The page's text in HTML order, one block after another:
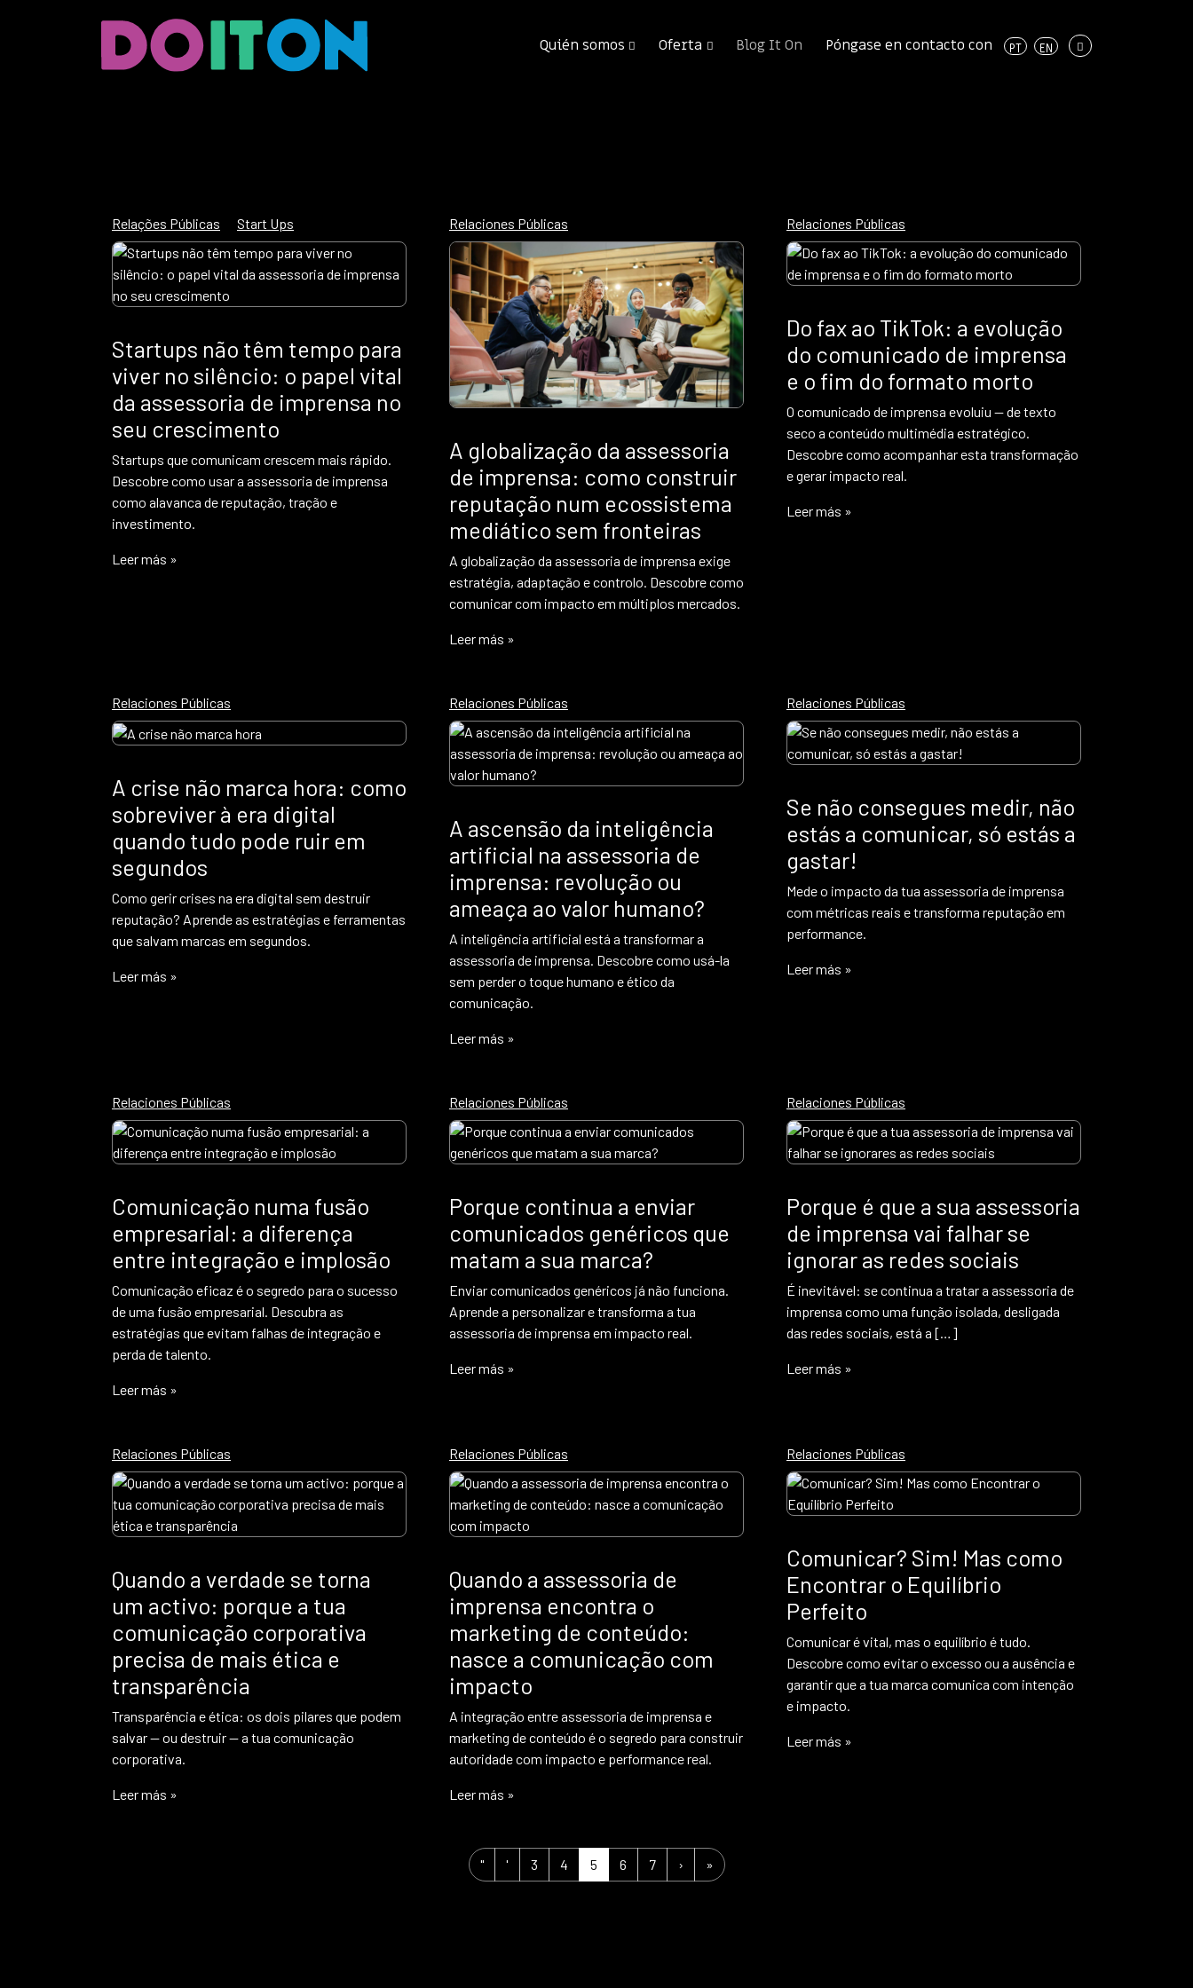
Quién somos Oferta Blog It On Póngase en contacto con PT EN
Relações Públicas Start Ups
Startups não têm tempo para
viver no silêncio: o papel vital
da assessoria de imprensa no
seu crescimento
Startups que comunicam crescem mais rápido.
Descobre como usar a assessoria de imprensa
como alavanca de reputação, tração e
investimento.
Leer más »
Relaciones Públicas
A globalização da assessoria
de imprensa: como construir
reputação num ecossistema
mediático sem fronteiras
A globalização da assessoria de imprensa exige
estratégia, adaptação e controlo. Descobre como
comunicar com impacto em múltiplos mercados.
Leer más »
Relaciones Públicas
Do fax ao TikTok: a evolução
do comunicado de imprensa
e o fim do formato morto
O comunicado de imprensa evoluiu — de texto
seco a conteúdo multimédia estratégico.
Descobre como acompanhar esta transformação
e gerar impacto real.
Leer más »
Relaciones Públicas
A crise não marca hora: como
sobreviver à era digital
quando tudo pode ruir em
segundos
Como gerir crises na era digital sem destruir
reputação? Aprende as estratégias e ferramentas
que salvam marcas em segundos.
Leer más »
Relaciones Públicas
A ascensão da inteligência
artificial na assessoria de
imprensa: revolução ou
ameaça ao valor humano?
A inteligência artificial está a transformar a
assessoria de imprensa. Descobre como usá-la
sem perder o toque humano e ético da
comunicação.
Leer más »
Relaciones Públicas
Se não consegues medir, não
estás a comunicar, só estás a
gastar!
Mede o impacto da tua assessoria de imprensa
com métricas reais e transforma reputação em
performance.
Leer más »
Relaciones Públicas
Comunicação numa fusão
empresarial: a diferença
entre integração e implosão
Comunicação eficaz é o segredo para o sucesso
de uma fusão empresarial. Descubra as
estratégias que evitam falhas de integração e
perda de talento.
Leer más »
Relaciones Públicas
Porque continua a enviar
comunicados genéricos que
matam a sua marca?
Enviar comunicados genéricos já não funciona.
Aprende a personalizar e transforma a tua
assessoria de imprensa em impacto real.
Leer más »
Relaciones Públicas
Porque é que a sua assessoria
de imprensa vai falhar se
ignorar as redes sociais
É inevitável: se continua a tratar a assessoria de
imprensa como uma função isolada, desligada
das redes sociais, está a […]
Leer más »
Relaciones Públicas
Quando a verdade se torna
um activo: porque a tua
comunicação corporativa
precisa de mais ética e
transparência
Transparência e ética: os dois pilares que podem
salvar — ou destruir — a tua comunicação
corporativa.
Leer más »
Relaciones Públicas
Quando a assessoria de
imprensa encontra o
marketing de conteúdo:
nasce a comunicação com
impacto
A integração entre assessoria de imprensa e
marketing de conteúdo é o segredo para construir
autoridade com impacto e performance real.
Leer más »
Relaciones Públicas
Comunicar? Sim! Mas como
Encontrar o Equilíbrio
Perfeito
Comunicar é vital, mas o equilíbrio é tudo.
Descobre como evitar o excesso ou a ausência e
garantir que a tua marca comunica com intenção
e impacto.
Leer más »
" ' Página
3 Page
4 Current Page
5 Página
6 Page
7 › »